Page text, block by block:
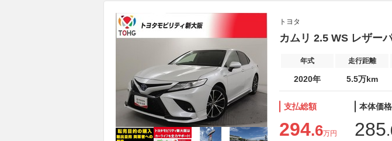
トヨタ
カムリ 2.5 WS レザ
年式 走行距離
2020年 5.5万km
支払総額
294.6万円
本体価格
285